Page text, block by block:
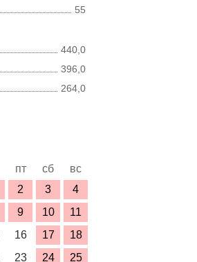
55
440,0
396,0
264,0
пт сб
вс
2 3
4
9 10
11
16 17
18
23 24
25